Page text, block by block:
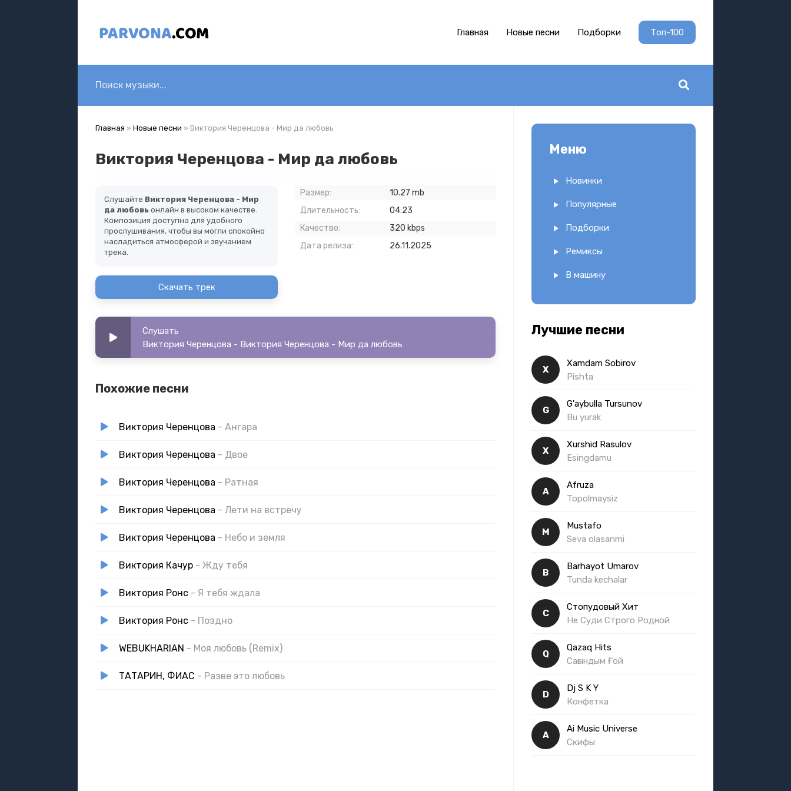
Главная Новые песни Подборки Топ-100
Главная » Новые песни » Виктория Черенцова - Мир да любовь
Виктория Черенцова - Мир да любовь
Слушайте Виктория Черенцова - Мир
да любовь онлайн в высоком качестве.
Композиция доступна для удобного
прослушивания, чтобы вы могли спокойно
насладиться атмосферой и звучанием
трека.
Скачать трек
Размер:
10.27 mb
Длительность:
04:23
Качество:
320 kbps
Дата релиза:
26.11.2025
Слушать
Виктория Черенцова - Виктория Черенцова - Мир да любовь
Похожие песни
Виктория Черенцова - Ангара
Виктория Черенцова - Двое
Виктория Черенцова - Ратная
Виктория Черенцова - Лети на встречу
Виктория Черенцова - Небо и земля
Виктория Качур - Жду тебя
Виктория Ронс - Я тебя ждала
Виктория Ронс - Поздно
WEBUKHARIAN - Моя любовь (Remix)
ТАТАРИН, ФИАС - Разве это любовь
Меню
Новинки
Популярные
Подборки
Ремиксы
В машину
Лучшие песни
X
Xamdam Sobirov
Pishta
G
G'aybulla Tursunov
Bu yurak
X
Xurshid Rasulov
Esingdamu
A
Afruza
Topolmaysiz
M
Mustafo
Seva olasanmi
B
Barhayot Umarov
Tunda kechalar
С
Стопудовый Хит
Не Суди Строго Родной
Q
Qazaq Hits
Сағындым Ғой
D
Dj S K Y
Конфетка
A
Ai Music Universe
Скифы